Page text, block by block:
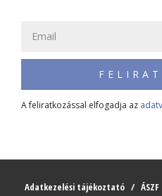
A feliratkozással elfogadja az
Adatkezelési tájékoztató ÁSZF